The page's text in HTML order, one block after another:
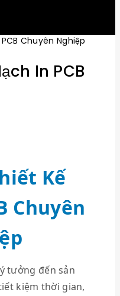
Chuyên Nghiệp
In PCB
Kế
Chuyên
tưởng đến sản
kiệm thời gian,